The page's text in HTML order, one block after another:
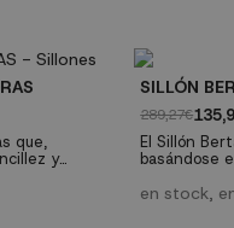
que,
y
influencia
SILLÓN
289,27€
El Sillón
basándose
impacto
en stock,